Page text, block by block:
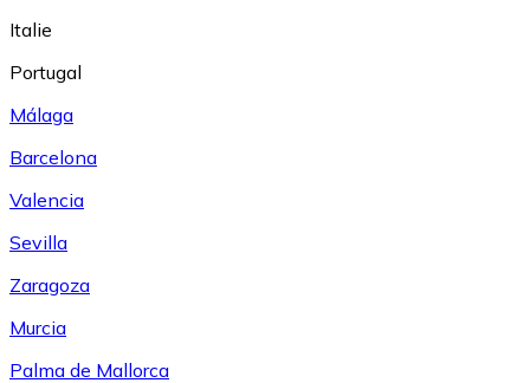
Italie
Portugal
Málaga
Barcelona
Valencia
Sevilla
Zaragoza
Murcia
Palma de Mallorca